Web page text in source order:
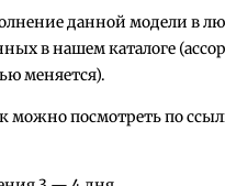
данной модели в
в нашем каталоге
меняется).
можно посмотреть по